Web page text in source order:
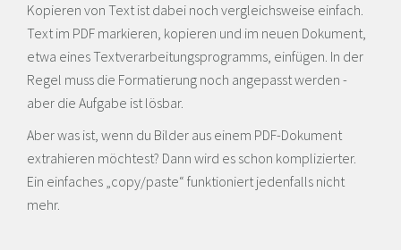
Kopieren von Text ist dabei noch vergleichsweise einfach.
Text im PDF markieren, kopieren und im neuen Dokument,
etwa eines Textverarbeitungsprogramms, einfügen. In der
Regel muss die Formatierung noch angepasst werden -
aber die Aufgabe ist lösbar.
Aber was ist, wenn du Bilder aus einem PDF-Dokument
extrahieren möchtest? Dann wird es schon komplizierter.
Ein einfaches „copy/paste“ funktioniert jedenfalls nicht
mehr.